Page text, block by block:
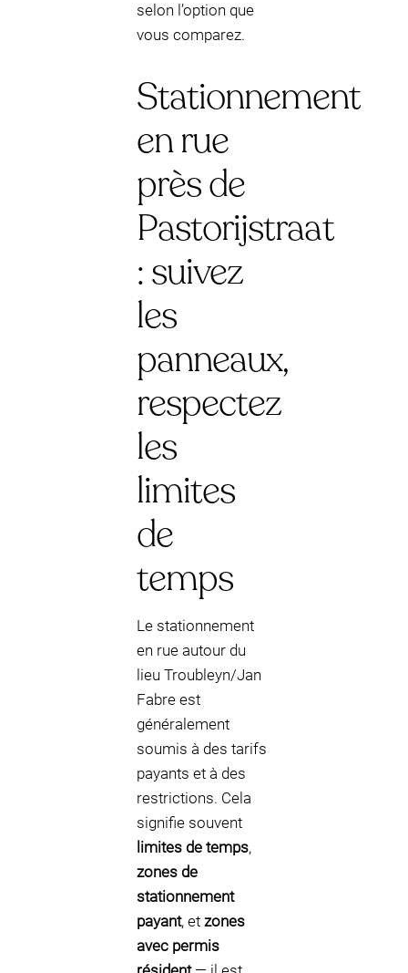
selon l’option que
vous comparez.
Stationnement
en rue
près de
Pastorijstraat
: suivez
les
panneaux,
respectez
les
limites
de
temps
Le stationnement
en rue autour du
lieu Troubleyn/Jan
Fabre est
généralement
soumis à des tarifs
payants et à des
restrictions. Cela
signifie souvent
limites de temps,
zones de
stationnement
payant, et zones
avec permis